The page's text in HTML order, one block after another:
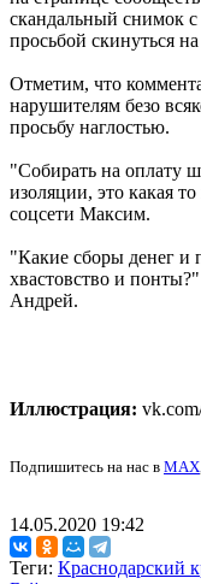
скандальный снимок
просьбой скинуться
Отметим, что
нарушителям безо
просьбу наглостью.
"Собирать на
изоляции, это какая
соцсети Максим.
"Какие сборы денег и
хвастовство и
Андрей.
Иллюстрация:
Подпишитесь на нас в MAX
14.05.2020 19:42
Теги: Краснодарский